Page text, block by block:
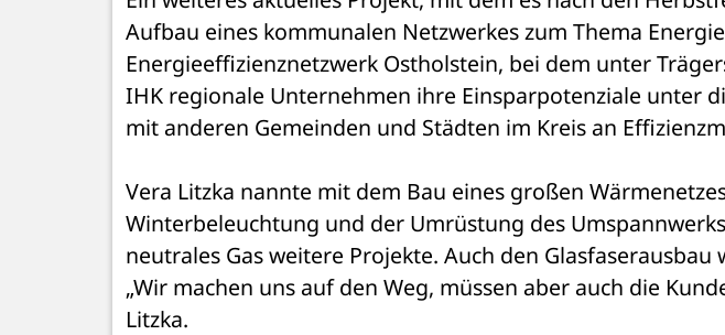
Aufbau eines kommunalen Netzwerkes zum Thema
Energieeffizienznetzwerk Ostholstein, bei dem unter
IHK regionale Unternehmen ihre Einsparpotenziale unter
mit anderen Gemeinden und Städten im Kreis an
Vera Litzka nannte mit dem Bau eines großen
Winterbeleuchtung und der Umrüstung des
neutrales Gas weitere Projekte. Auch den
„Wir machen uns auf den Weg, müssen aber auch die
Litzka.